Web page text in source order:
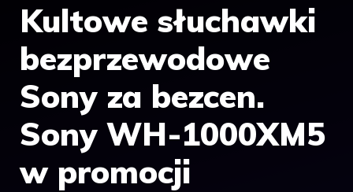
Kultowe słuchawki
bezprzewodowe
Sony za bezcen.
Sony WH-1000XM5
w promocji